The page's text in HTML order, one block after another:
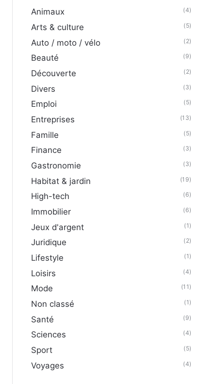
Animaux (4)
Arts & culture (5)
Auto / moto / vélo (2)
Beauté (9)
Découverte (2)
Divers (3)
Emploi (5)
Entreprises (13)
Famille (5)
Finance (3)
Gastronomie (3)
Habitat & jardin (19)
High-tech (6)
Immobilier (6)
Jeux d'argent (1)
Juridique (2)
Lifestyle (1)
Loisirs (4)
Mode (11)
Non classé (1)
Santé (9)
Sciences (4)
Sport (5)
Voyages (4)